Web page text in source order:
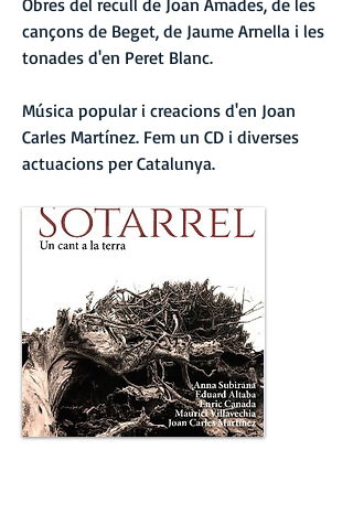
Obres del recull de Joan Amades, de les
cançons de Beget, de Jaume Arnella i les
tonades d'en Peret Blanc.
Música popular i creacions d'en Joan
Carles Martínez. Fem un CD i diverses
actuacions per Catalunya.